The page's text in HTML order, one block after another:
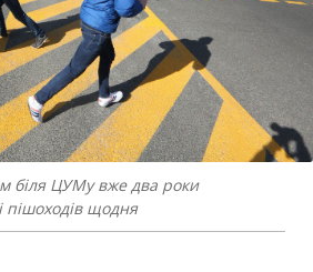
біля ЦУМу вже два роки
пішоходів щодня